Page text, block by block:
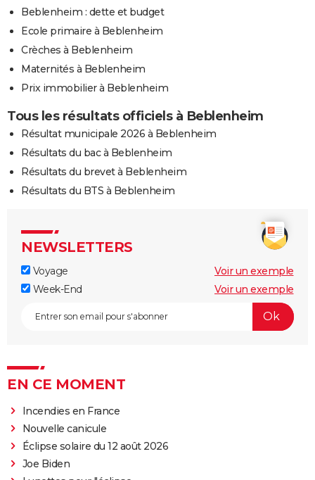
Beblenheim : dette et budget
Ecole primaire à Beblenheim
Crèches à Beblenheim
Maternités à Beblenheim
Prix immobilier à Beblenheim
Tous les résultats officiels à Beblenheim
Résultat municipale 2026 à Beblenheim
Résultats du bac à Beblenheim
Résultats du brevet à Beblenheim
Résultats du BTS à Beblenheim
NEWSLETTERS
Voyage
Voir un exemple
Week-End
Voir un exemple
EN CE MOMENT
Incendies en France
Nouvelle canicule
Éclipse solaire du 12 août 2026
Joe Biden